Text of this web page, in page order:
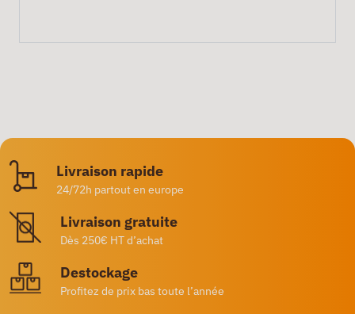
Livraison rapide
24/72h partout en europe
Livraison gratuite
Dès 250€ HT d’achat
Destockage
Profitez de prix bas toute l’année